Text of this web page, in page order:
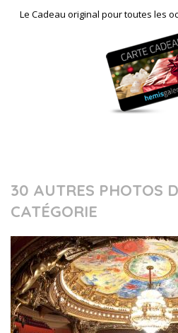
Le Cadeau original pour toutes les
30 AUTRES PHOTOS
CATÉGORIE